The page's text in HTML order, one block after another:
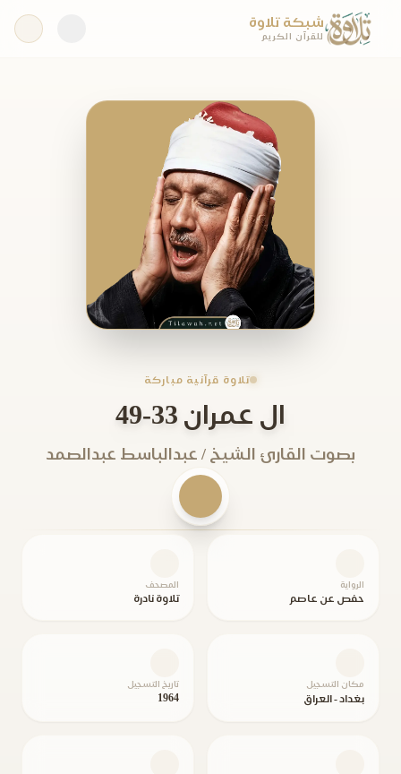
شبكة تلاوة
للقرآن الكريم
تلاوة قرآنية مباركة
ال عمران 33-49
بصوت القارئ الشيخ / عبدالباسط عبدالصمد
الرواية
حفص عن عاصم
المصحف
تلاوة نادرة
مكان التسجيل
بغداد - العراق
تاريخ التسجيل
1964